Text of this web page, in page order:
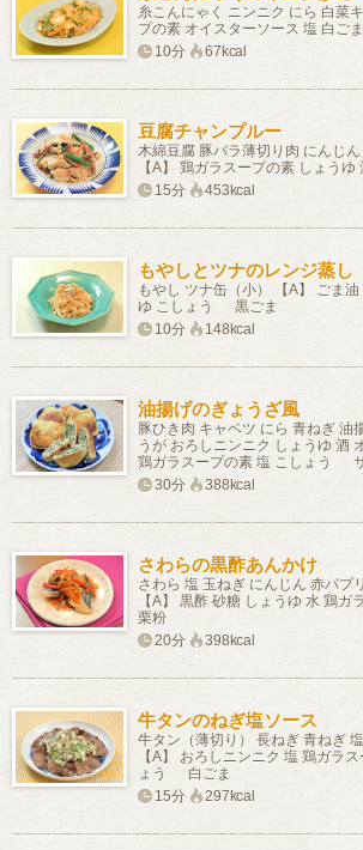
糸こんにゃく ニンニク にら 白菜
プの素 オイスターソース 塩 白ごま
10分
67kcal
豆腐チャンプルー
木綿豆腐 豚バラ薄切り肉 にんじ
【A】 鶏ガラスープの素 しょうゆ
15分
453kcal
もやしとツナのレンジ蒸し
もやし ツナ缶（小） 【A】 ごま
ゆ こしょう 黒ごま
10分
148kcal
油揚げのぎょうざ風
豚ひき肉 キャベツ にら 青ねぎ 油
うが おろしニンニク しょうゆ 酒
鶏ガラスープの素 塩 こしょう
30分
388kcal
さわらの黒酢あんかけ
さわら 塩 玉ねぎ にんじん 赤パプ
【A】 黒酢 砂糖 しょうゆ 水 鶏
栗粉
20分
398kcal
牛タンのねぎ塩ソース
牛タン（薄切り） 長ねぎ 青ねぎ
【A】 おろしニンニク 塩 鶏ガラ
ょう 白ごま
15分
297kcal